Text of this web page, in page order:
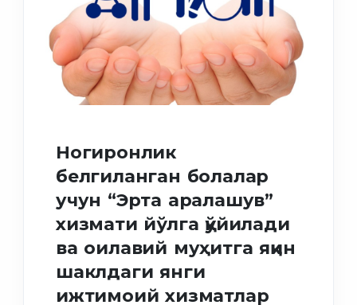
Ногиронлик
белгиланган болалар
учун “Эрта аралашув”
хизмати йўлга қўйилади
ва оилавий муҳитга яқин
шаклдаги янги
ижтимоий хизматлар